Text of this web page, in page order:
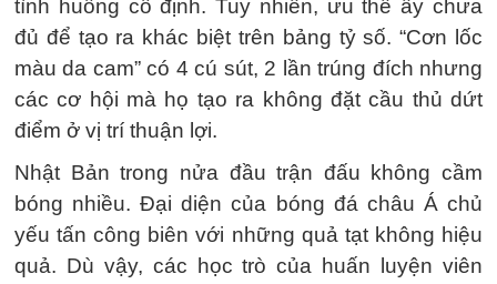
tình huống cố định. Tuy nhiên, ưu thế ấy chưa
đủ để tạo ra khác biệt trên bảng tỷ số. “Cơn lốc
màu da cam” có 4 cú sút, 2 lần trúng đích nhưng
các cơ hội mà họ tạo ra không đặt cầu thủ dứt
điểm ở vị trí thuận lợi.
Nhật Bản trong nửa đầu trận đấu không cầm
bóng nhiều. Đại diện của bóng đá châu Á chủ
yếu tấn công biên với những quả tạt không hiệu
quả. Dù vậy, các học trò của huấn luyện viên